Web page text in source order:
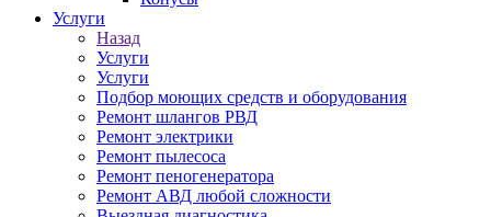
Услуги
Назад
Услуги
Услуги
Подбор моющих средств и оборудования
Ремонт шлангов РВД
Ремонт электрики
Ремонт пылесоса
Ремонт пеногенератора
Ремонт АВД любой сложности